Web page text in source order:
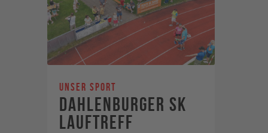
Impressum
Datenschutz
Unser Sport
Dahlenburger SK
Lauftreff